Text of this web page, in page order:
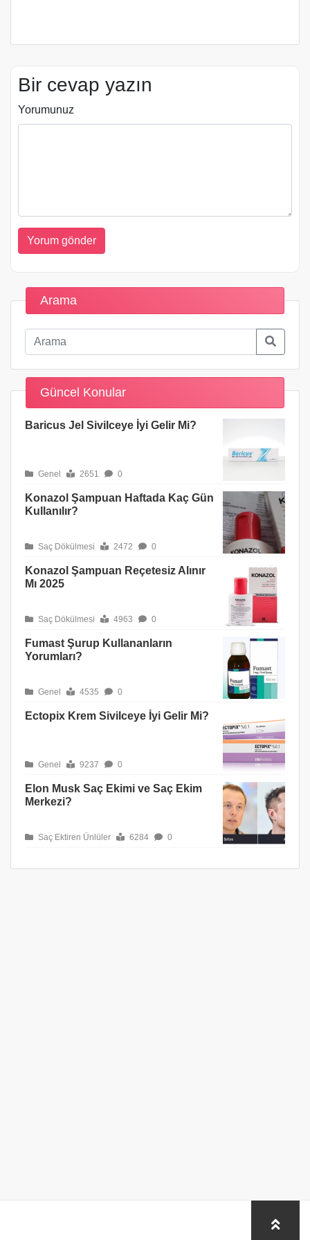
Bir cevap yazın
Yorumunuz
Arama
Güncel Konular
Baricus Jel Sivilceye İyi Gelir Mi?
Genel 2651 0
Konazol Şampuan Haftada Kaç Gün
Kullanılır?
Saç Dökülmesi 2472 0
Konazol Şampuan Reçetesiz Alınır
Mı 2025
Saç Dökülmesi 4963 0
Fumast Şurup Kullananların
Yorumları?
Genel 4535 0
Ectopix Krem Sivilceye İyi Gelir Mi?
Genel 9237 0
Elon Musk Saç Ekimi ve Saç Ekim
Merkezi?
Saç Ektiren Ünlüler 6284 0